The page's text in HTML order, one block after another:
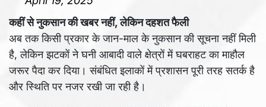
कहीं से नुकसान की खबर नहीं, लेकिन दहशत फैली
अब तक किसी प्रकार के जान-माल के नुकसान की सूचना नहीं मिली
है, लेकिन झटकों ने घनी आबादी वाले क्षेत्रों में घबराहट का माहौल
जरूर पैदा कर दिया। संबंधित इलाकों में प्रशासन पूरी तरह सतर्क है
और स्थिति पर नजर रखी जा रही है।